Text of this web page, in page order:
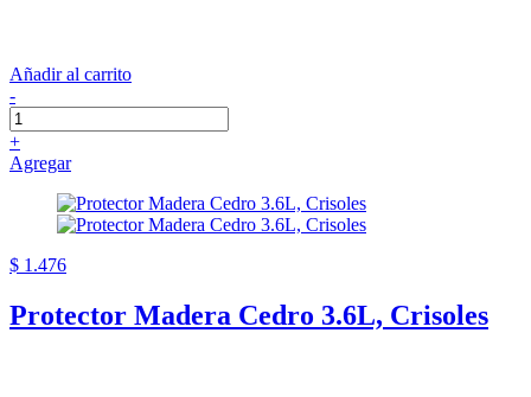
Añadir al carrito
-
+
Agregar
$ 1.476
Protector Madera Cedro 3.6L, Crisoles